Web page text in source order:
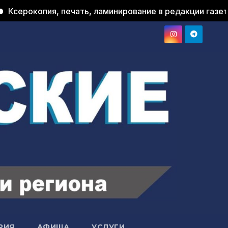
печать, ламинирование в редакции газеты